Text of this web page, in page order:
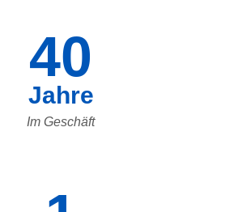
40
Jahre
Im Geschäft